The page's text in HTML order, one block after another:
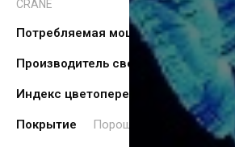
CRANE
Потребляемая мощность (Вт).
Производитель светодиода CREE
Индекс цветопередачи, CRI (Ra)≥
Покрытие Порошковая покраска